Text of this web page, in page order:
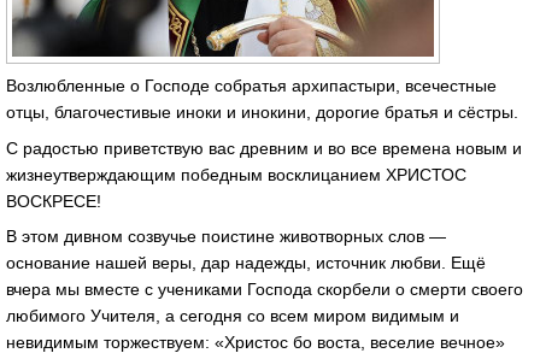
Возлюбленные о Господе собратья архипастыри, всечестные
отцы, благочестивые иноки и инокини, дорогие братья и сёстры.
С радостью приветствую вас древним и во все времена новым и
жизнеутверждающим победным восклицанием ХРИСТОС
ВОСКРЕСЕ!
В этом дивном созвучье поистине животворных слов —
основание нашей веры, дар надежды, источник любви. Ещё
вчера мы вместе с учениками Господа скорбели о смерти своего
любимого Учителя, а сегодня со всем миром видимым и
невидимым торжествуем: «Христос бо воста, веселие вечное»